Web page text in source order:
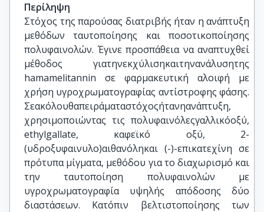
Περίληψη
Στόχος της παρούσας διατριβής ήταν η ανάπτυξη
μεθόδων ταυτοποίησης και ποσοτικοποίησης
πολυφαινολών. Έγινε προσπάθεια να αναπτυχθεί
μέθοδος γιατηνεκχύλισηκαιτηνανάλυσητης
hamamelitannin σε φαρμακευτική αλοιφή με
χρήση υγροχρωματογραφίας αντίστροφης φάσης.
Σεακόλουθαπειράματαστόχοςήτανηανάπτυξη,
χρησιμοποιώντας τις πολυφαινόλεςγαλλικόοξύ,
ethylgallate, καφεϊκό οξύ, 2-
(υδροξυφαινυλο)αιθανόληκαι (-)-επικατεχίνη σε
πρότυπα μίγματα, μεθόδου για το διαχωρισμό και
την ταυτοποίηση πολυφαινολών με
υγροχρωματογραφία υψηλής απόδοσης δύο
διαστάσεων. Κατόπιν βελτιστοποίησης των